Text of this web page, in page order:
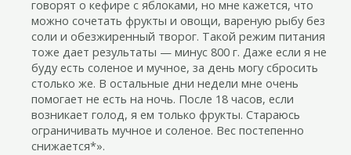
говорят о кефире с яблоками, но мне кажется, что
можно сочетать фрукты и овощи, вареную рыбу без
соли и обезжиренный творог. Такой режим питания
тоже дает результаты — минус 800 г. Даже если я не
буду есть соленое и мучное, за день могу сбросить
столько же. В остальные дни недели мне очень
помогает не есть на ночь. После 18 часов, если
возникает голод, я ем только фрукты. Стараюсь
ограничивать мучное и соленое. Вес постепенно
снижается*».